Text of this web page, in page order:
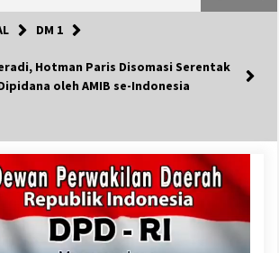
DM 1
Hotman Paris Disomasi Serentak
oleh AMIB se-Indonesia